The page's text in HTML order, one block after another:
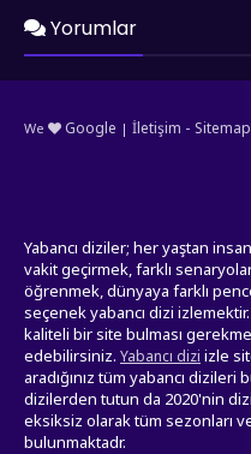
Yorumlar
We Google | İletişim - Sitemap
Yabancı diziler; her yaştan
vakit geçirmek, farklı
öğrenmek, dünyaya farklı
seçenek yabancı dizi
kaliteli bir site bulması
edebilirsiniz. Yabancı dizi izle
aradığınız tüm yabancı dizileri
dizilerden tutun da 2020'nin
eksiksiz olarak tüm sezonları
bulunmaktadr.